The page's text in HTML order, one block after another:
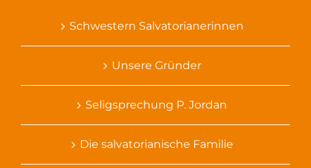
Schwestern Salvatorianerinnen
Unsere Gründer
Seligsprechung P. Jordan
Die salvatorianische Familie